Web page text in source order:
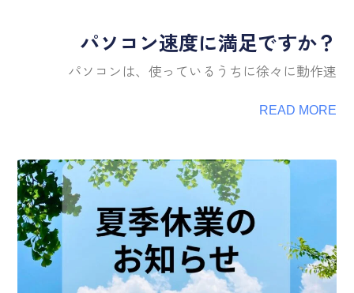
パソコン速度に満足ですか？
パソコンは、使っているうちに徐々に動作速
READ MORE